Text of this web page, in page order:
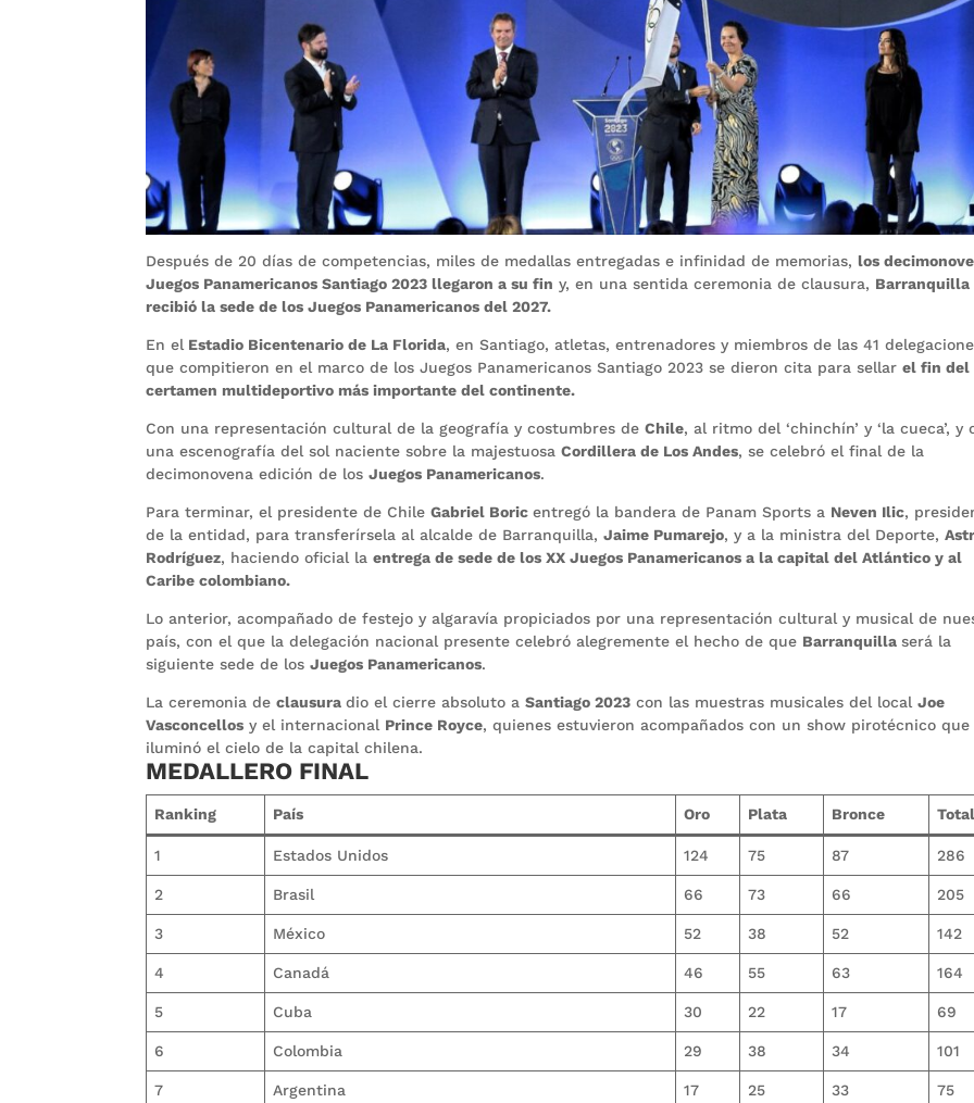
Después de 20 días de competencias, miles de medallas entregadas e infinidad de memorias,los
Juegos Panamericanos Santiago 2023 llegaron a su fin y, en una sentida ceremonia de clausura, Barranquilla
recibió la sede de los Juegos Panamericanos del 2027.
En elEstadio Bicentenario de La Florida, en Santiago, atletas, entrenadores y miembros de las 41
que compitieron en el marco de los Juegos Panamericanos Santiago 2023 se dieron cita para sellarel fin del
certamen multideportivo más importante del continente.
Con una representación cultural de la geografía y costumbres deChile, al ritmo del ‘chinchín’ y ‘la cueca’, y
una escenografía del sol naciente sobre la majestuosaCordillera de Los Andes, se celebró el final de la
decimonovena edición de losJuegos Panamericanos.
Para terminar, el presidente de ChileGabriel Boricentregó la bandera de Panam Sports a Neven Ilic,
de la entidad, para transferírsela al alcalde de Barranquilla,Jaime Pumarejo, y a la ministra del Deporte,
Rodríguez, haciendo oficial laentrega de sede de los XX Juegos Panamericanos a la capital del Atlántico y al
Caribe colombiano.
Lo anterior, acompañado de festejo y algaravía propiciados por una representación cultural y musical de
país, con el que la delegación nacional presente celebró alegremente el hecho de que Barranquillaserá la
siguiente sede de losJuegos Panamericanos.
La ceremonia declausuradio el cierre absoluto aSantiago 2023 con las muestras musicales del localJoe
Vasconcellos y el internacional Prince Royce, quienes estuvieron acompañados con un show pirotécnico que
iluminó el cielo de la capital chilena.
MEDALLERO FINAL
Ranking País Oro Plata Bronce Total
1 Estados Unidos 124 75 87 286
2 Brasil 66 73 66 205
3 México 52 38 52 142
4 Canadá 46 55 63 164
5 Cuba 30 22 17 69
6 Colombia 29 38 34 101
7 Argentina 17 25 33 75